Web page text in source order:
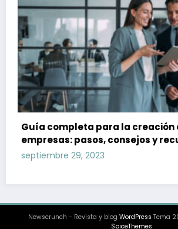
Guía completa para la creación
empresas: pasos, consejos y
septiembre 29, 2023
Newscrunch - Revista y blog WordPress Tema
SpiceThemes